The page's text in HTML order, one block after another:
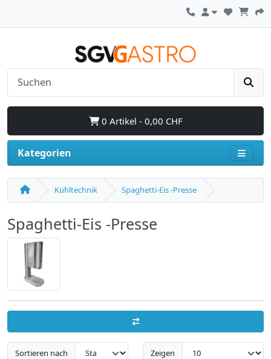
0 Artikel - 0,00 CHF
Kategorien
Kühltechnik Spaghetti-Eis -Presse
Spaghetti-Eis -Presse
Sortieren nach Zeigen